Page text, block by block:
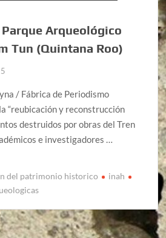
Arqueológico
Tun (Quintana Roo)
/ Fábrica de Periodismo
“reubicación y reconstrucción
destruidos por obras del Tren
e investigadores …
del patrimonio historico
inah